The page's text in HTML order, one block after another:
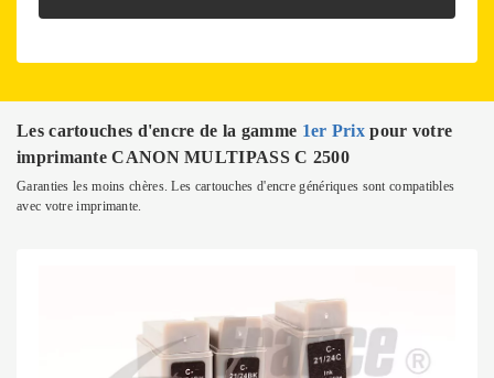
Les cartouches d'encre de la gamme 1er Prixpour votre
imprimante CANON MULTIPASS C 2500
Garanties les moins chères. Les cartouches d'encre génériques sont compatibles
avec votre imprimante.